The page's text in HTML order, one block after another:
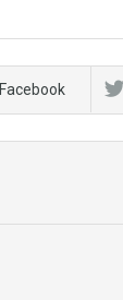
Facebook